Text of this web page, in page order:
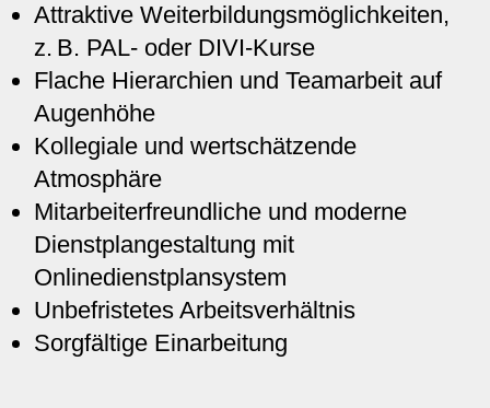
Attraktive Weiterbildungsmöglichkeiten,
z. B. PAL- oder DIVI-Kurse
Flache Hierarchien und Teamarbeit auf
Augenhöhe
Kollegiale und wertschätzende
Atmosphäre
Mitarbeiterfreundliche und moderne
Dienstplangestaltung mit
Onlinedienstplansystem
Unbefristetes Arbeitsverhältnis
Sorgfältige Einarbeitung